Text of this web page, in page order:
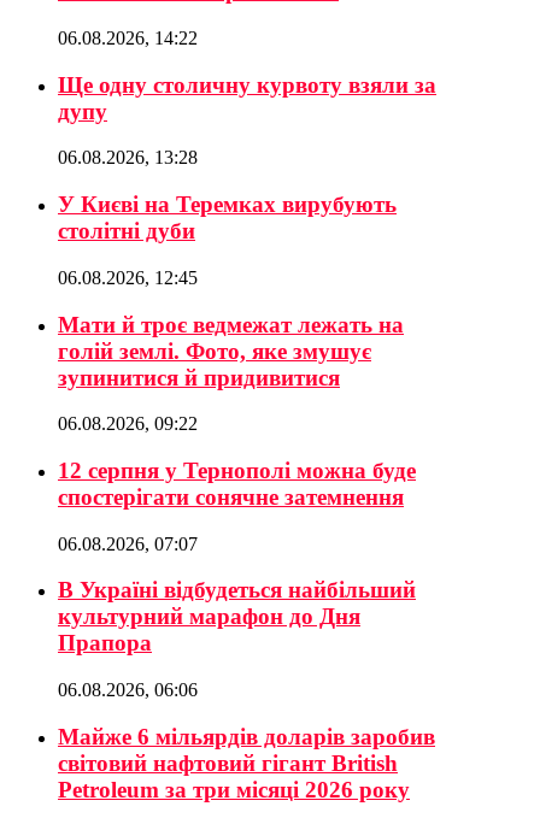
06.08.2026, 14:22
Ще одну столичну курвоту взяли за
дупу
06.08.2026, 13:28
У Києві на Теремках вирубують
столітні дуби
06.08.2026, 12:45
Мати й троє ведмежат лежать на
голій землі. Фото, яке змушує
зупинитися й придивитися
06.08.2026, 09:22
12 серпня у Тернополі можна буде
спостерігати сонячне затемнення
06.08.2026, 07:07
В Україні відбудеться найбільший
культурний марафон до Дня
Прапора
06.08.2026, 06:06
Майже 6 мільярдів доларів заробив
світовий нафтовий гігант British
Petroleum за три місяці 2026 року